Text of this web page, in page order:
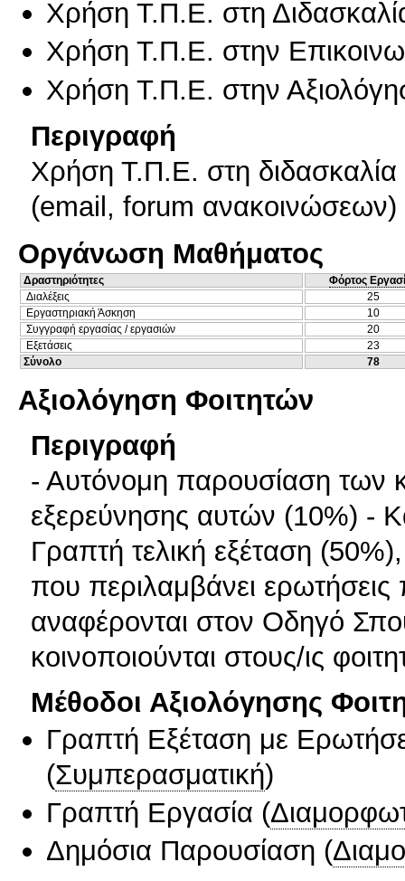
Χρήση Τ.Π.Ε. στη
Χρήση Τ.Π.Ε. στην
Χρήση Τ.Π.Ε. στην
Περιγραφή
Χρήση Τ.Π.Ε. στη διδασκαλία
(email, forum ανακοινώσεων)
Οργάνωση Μαθήματος
Δραστηριότητες
Φόρτος
Διαλέξεις
25
Εργαστηριακή Άσκηση
10
Συγγραφή εργασίας / εργασιών
20
Εξετάσεις
23
Σύνολο
78
Αξιολόγηση Φοιτητών
Περιγραφή
- Αυτόνομη παρουσίαση των
εξερεύνησης αυτών (10%) -
Γραπτή τελική εξέταση
που περιλαμβάνει
αναφέρονται στον Οδηγό
κοινοποιούνται στους/ις
Μέθοδοι Αξιολόγησης
Γραπτή Εξέταση με
(Συμπερασματική)
Γραπτή Εργασία (
Δημόσια Παρουσίαση (